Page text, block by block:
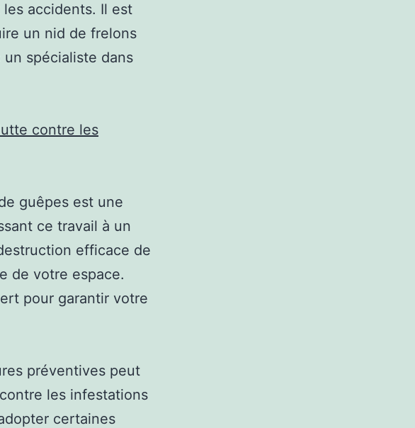
accidents. Il est
un nid de frelons
spécialiste dans
contre les
guêpes est une
ce travail à un
efficace de
de votre espace.
pour garantir votre
préventives peut
les infestations
certaines